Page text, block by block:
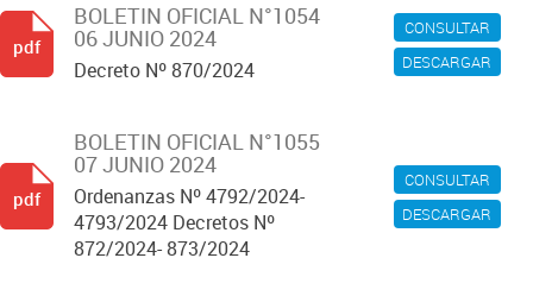
CONSULTAR
DESCARGAR
BOLETIN OFICIAL N°1054
06 JUNIO 2024
Decreto Nº 870/2024
pdf
CONSULTAR
DESCARGAR
BOLETIN OFICIAL N°1055
07 JUNIO 2024
Ordenanzas Nº 4792/2024-
4793/2024 Decretos Nº
872/2024- 873/2024
pdf